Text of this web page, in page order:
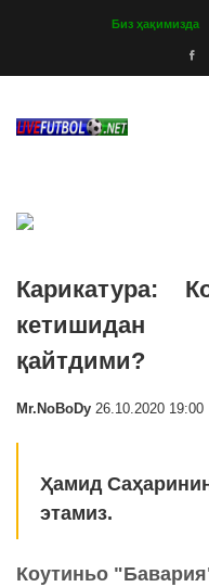
Биз ҳақимизда
Карикатура:
кетишидан
қайтдими?
Mr.NoBoDy 26.10.2020 19:00
Ҳамид
этамиз.
Коутиньо